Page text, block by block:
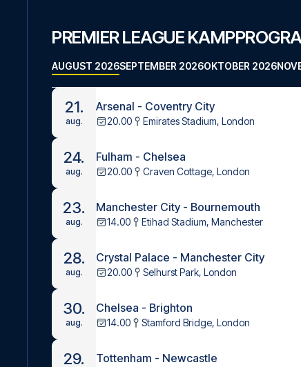
PREMIER LEAGUE
AUGUST 2026SEPTEMBER 2026OKTOBER 2026
21.
aug.
Arsenal - Coventry City
20.00 Emirates Stadium, London
24.
aug.
Fulham - Chelsea
20.00 Craven Cottage, London
23.
aug.
Manchester City - Bournemouth
14.00 Etihad Stadium, Manchester
28.
aug.
Crystal Palace - Manchester City
20.00 Selhurst Park, London
30.
aug.
Chelsea - Brighton
14.00 Stamford Bridge, London
29. Tottenham - Newcastle